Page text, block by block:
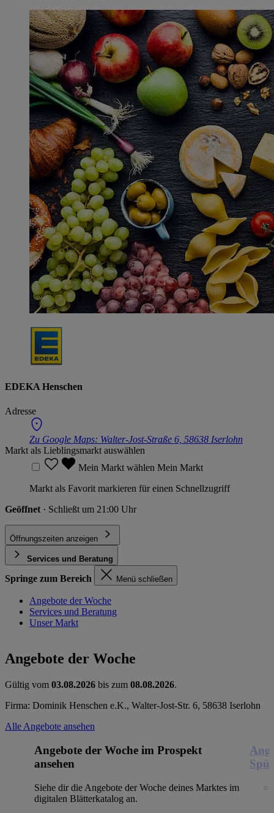
EDEKA Henschen
Adresse
Zu Google Maps: Walter-Jost-Straße 6, 58638 Iserlohn
Markt als Lieblingsmarkt auswählen
Mein Markt wählen Mein Markt
Markt als Favorit markieren für einen Schnellzugriff
Geöffnet · Schließt um 21:00 Uhr
Öffnungszeiten anzeigen
Services und Beratung
Springe zum Bereich Menü schließen
Angebote der Woche
Services und Beratung
Unser Markt
Angebote der Woche
Gültig vom 03.08.2026 bis zum 08.08.2026.
Firma: Dominik Henschen e.K., Walter-Jost-Str. 6, 58638 Iserlohn
Alle Angebote ansehen
Angebote der Woche im Prospekt
ansehen
Siehe dir die Angebote der Woche deines Marktes im
digitalen Blätterkatalog an.